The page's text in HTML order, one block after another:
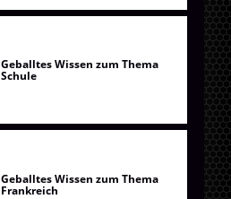
Geballtes Wissen zum Thema
Schule
Geballtes Wissen zum Thema
Frankreich